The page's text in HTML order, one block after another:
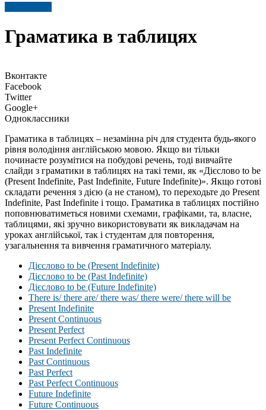
Граматика в таблицях
Вконтакте
Facebook
Twitter
Google+
Одноклассники
Граматика в таблицях – незамінна річ для студента будь-якого
рівня володіння англійською мовою. Якщо ви тільки
починаєте розумітися на побудові речень, тоді вивчайте
слайди з граматики в таблицях на такі теми, як «Дієслово to be
(Present Indefinite, Past Indefinite, Future Indefinite)». Якщо готові
складати речення з дією (а не станом), то переходьте до Present
Indefinite, Past Indefinite і тощо. Граматика в таблицях постійно
поповнюватиметься новими схемами, графіками, та, власне,
таблицями, які зручно використовувати як викладачам на
уроках англійської, так і студентам для повторення,
узагальнення та вивчення граматичного матеріалу.
Дієслово to be (Present Indefinite)
Дієслово to be (Past Indefinite)
Дієслово to be (Future Indefinite)
There is/ there are/ there was/ there were/ there will be
Present Indefinite
Present Continuous
Present Perfect
Present Perfect Continuous
Past Indefinite
Past Continuous
Past Perfect
Past Perfect Continuous
Future Indefinite
Future Continuous